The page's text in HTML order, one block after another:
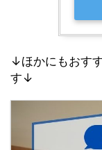
↓ほかにもおす
す↓